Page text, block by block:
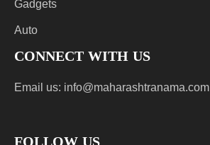
Gadgets
Auto
CONNECT WITH US
Email us: info@maharashtranama.com